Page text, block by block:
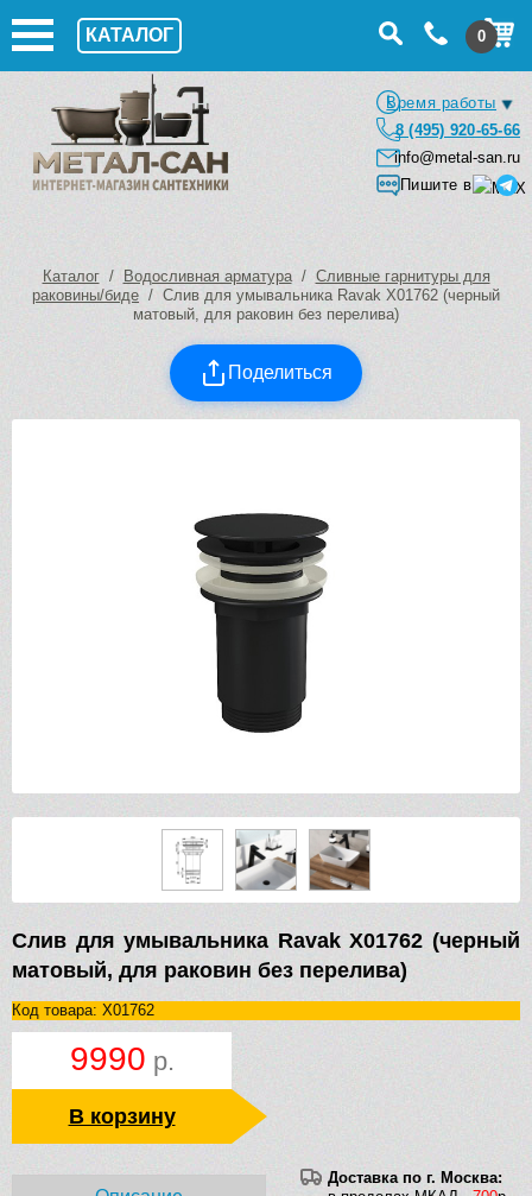
КАТАЛОГ 0
Время работы
8 (495) 920-65-66
info@metal-san.ru
Пишите в
Каталог/ Водосливная арматура/ Сливные гарнитуры для
раковины/биде / Слив для умывальника Ravak X01762 (черный
матовый, для раковин без перелива)
Поделиться
Слив для умывальника Ravak X01762 (черный
матовый, для раковин без перелива)
Код товара: X01762
9990 р.
В корзину
Доставка по г. Москва: